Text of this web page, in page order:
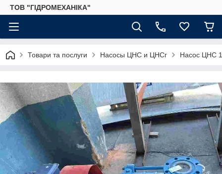
ТОВ "ГІДРОМЕХАНІКА"
Товари та послуги Насосы ЦНС и ЦНСг Насос ЦНС